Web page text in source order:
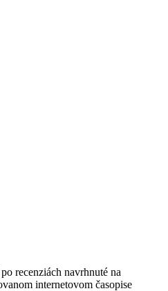
recenziách navrhnuté na
internetovom časopise